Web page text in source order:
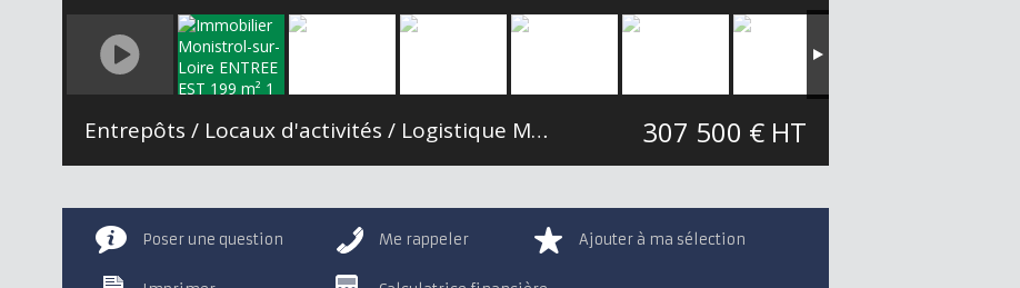
Entrepôts / Locaux d'activités / Logistique Monistrol-sur-Loire 199 m²
307 500 € HT
Poser une question Me rappeler Ajouter à ma sélection